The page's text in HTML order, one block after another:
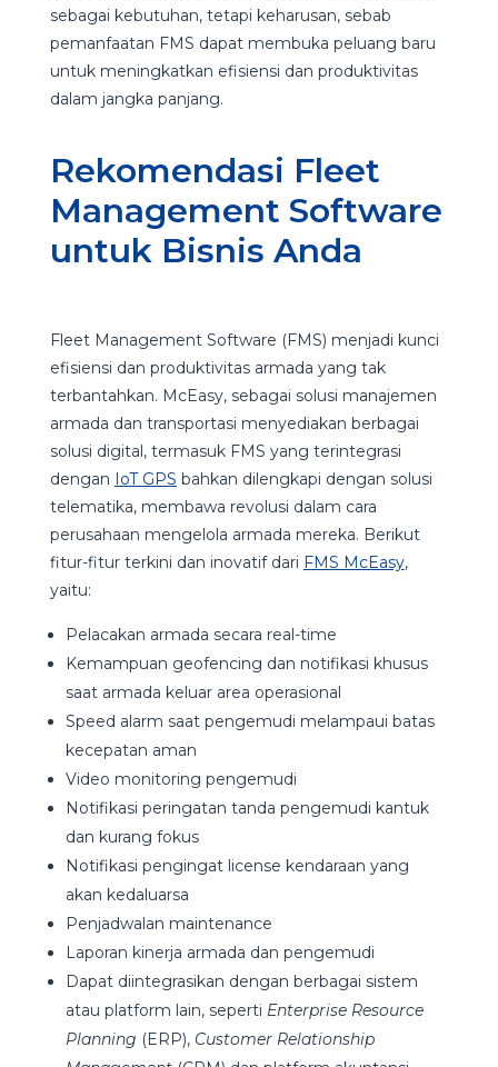
sebagai kebutuhan, tetapi keharusan, sebab
pemanfaatan FMS dapat membuka peluang baru
untuk meningkatkan efisiensi dan produktivitas
dalam jangka panjang.
Rekomendasi Fleet
Management Software
untuk Bisnis Anda
Fleet Management Software (FMS) menjadi kunci
efisiensi dan produktivitas armada yang tak
terbantahkan. McEasy, sebagai solusi manajemen
armada dan transportasi menyediakan berbagai
solusi digital, termasuk FMS yang terintegrasi
dengan IoT GPS bahkan dilengkapi dengan solusi
telematika, membawa revolusi dalam cara
perusahaan mengelola armada mereka. Berikut
fitur-fitur terkini dan inovatif dari FMS McEasy,
yaitu:
Pelacakan armada secara real-time
Kemampuan geofencing dan notifikasi khusus
saat armada keluar area operasional
Speed alarm saat pengemudi melampaui batas
kecepatan aman
Video monitoring pengemudi
Notifikasi peringatan tanda pengemudi kantuk
dan kurang fokus
Notifikasi pengingat license kendaraan yang
akan kedaluarsa
Penjadwalan maintenance
Laporan kinerja armada dan pengemudi
Dapat diintegrasikan dengan berbagai sistem
atau platform lain, seperti Enterprise Resource
Planning (ERP), Customer Relationship